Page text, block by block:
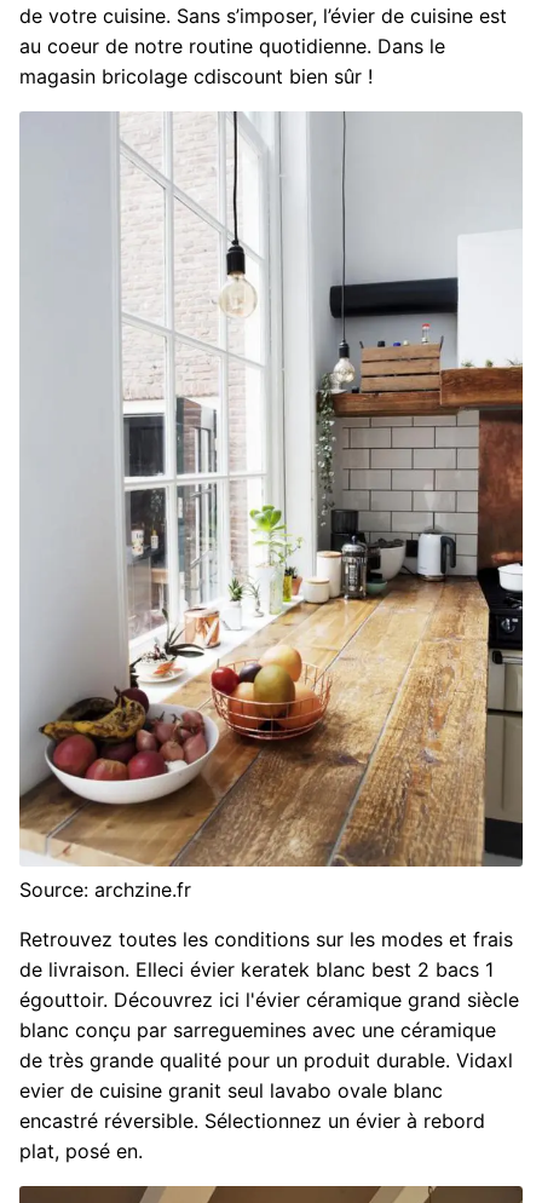
de votre cuisine. Sans s’imposer, l’évier de cuisine est
au coeur de notre routine quotidienne. Dans le
magasin bricolage cdiscount bien sûr !
Source: archzine.fr
Retrouvez toutes les conditions sur les modes et frais
de livraison. Elleci évier keratek blanc best 2 bacs 1
égouttoir. Découvrez ici l'évier céramique grand siècle
blanc conçu par sarreguemines avec une céramique
de très grande qualité pour un produit durable. Vidaxl
evier de cuisine granit seul lavabo ovale blanc
encastré réversible. Sélectionnez un évier à rebord
plat, posé en.